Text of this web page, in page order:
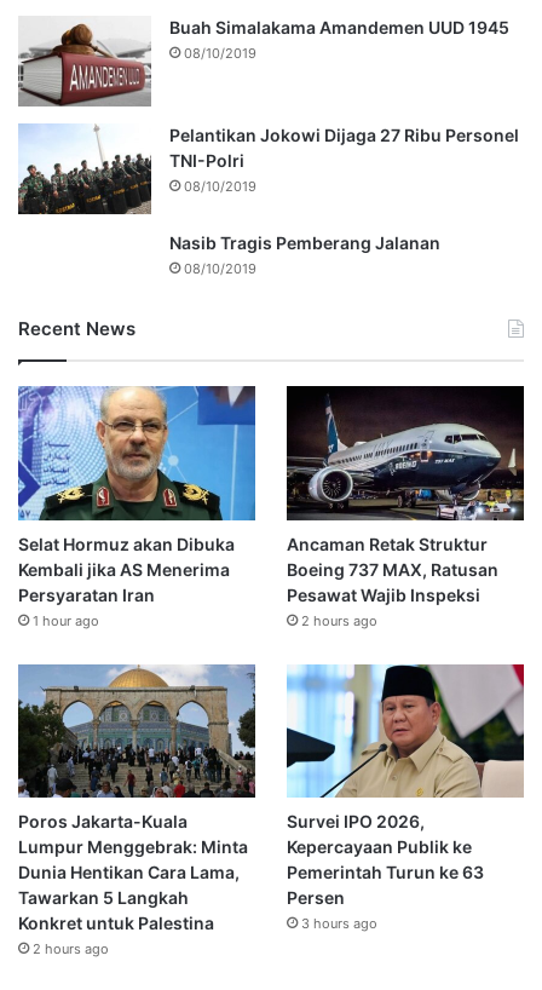
Buah Simalakama Amandemen UUD 1945
08/10/2019
Pelantikan Jokowi Dijaga 27 Ribu Personel
TNI-Polri
08/10/2019
Nasib Tragis Pemberang Jalanan
08/10/2019
Recent News
Selat Hormuz akan Dibuka
Kembali jika AS Menerima
Persyaratan Iran
1 hour ago
Ancaman Retak Struktur
Boeing 737 MAX, Ratusan
Pesawat Wajib Inspeksi
2 hours ago
Poros Jakarta-Kuala
Lumpur Menggebrak: Minta
Dunia Hentikan Cara Lama,
Tawarkan 5 Langkah
Konkret untuk Palestina
2 hours ago
Survei IPO 2026,
Kepercayaan Publik ke
Pemerintah Turun ke 63
Persen
3 hours ago